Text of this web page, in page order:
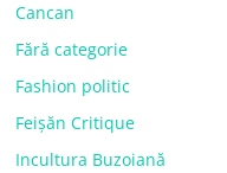
Cancan
Fără categorie
Fashion politic
Feișăn Critique
Incultura Buzoiană